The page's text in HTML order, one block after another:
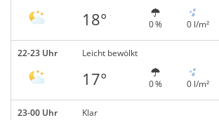
18° 0 % 0 l/m²
22-23 Uhr Leicht bewölkt
17° 0 % 0 l/m²
23-00 Uhr Klar